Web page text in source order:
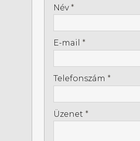
-
Név *
E-mail *
Telefonszám *
Üzenet *